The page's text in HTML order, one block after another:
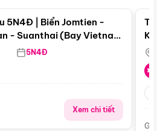
5N4Đ | Biển Jomtien -
- Suanthai (Bay Vietnam
5N4Đ
Xem chi tiết